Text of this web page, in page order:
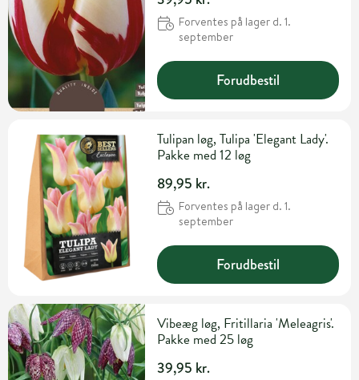
Forventes på lager d. 1.
september
Forudbestil
Tulipan løg, Tulipa 'Elegant Lady'.
Pakke med 12 løg
89,95 kr.
Forventes på lager d. 1.
september
Forudbestil
Vibeæg løg, Fritillaria 'Meleagris'.
Pakke med 25 løg
39,95 kr.